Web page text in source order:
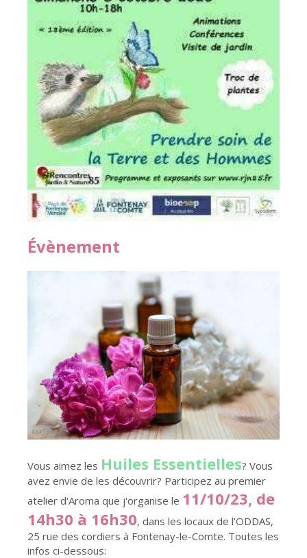
Évènement
Vous aimez les Huiles Essentielles? Vous
avez envie de les découvrir? Participez au premier
atelier d'Aroma que j'organise le 11/10/23, de
14h30 à 16h30, dans les locaux de l'ODDAS,
25 rue des cordiers à Fontenay-le-Comte. Toutes les
infos ci-dessous: